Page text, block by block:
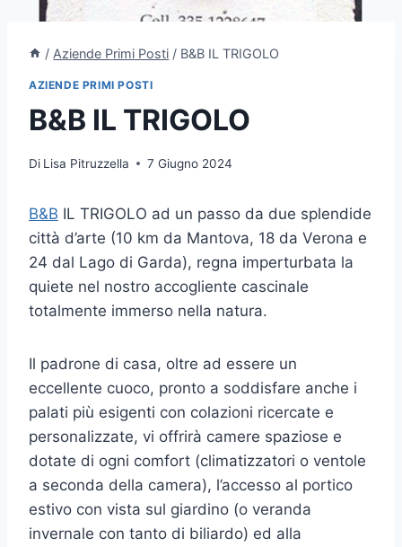
/ Aziende Primi Posti / B&B IL TRIGOLO
AZIENDE PRIMI POSTI
B&B IL TRIGOLO
Di Lisa Pitruzzella 7 Giugno 2024
B&B IL TRIGOLO ad un passo da due splendide
città d’arte (10 km da Mantova, 18 da Verona e
24 dal Lago di Garda), regna imperturbata la
quiete nel nostro accogliente cascinale
totalmente immerso nella natura.
Il padrone di casa, oltre ad essere un
eccellente cuoco, pronto a soddisfare anche i
palati più esigenti con colazioni ricercate e
personalizzate, vi offrirà camere spaziose e
dotate di ogni comfort (climatizzatori o ventole
a seconda della camera), l’accesso al portico
estivo con vista sul giardino (o veranda
invernale con tanto di biliardo) ed alla